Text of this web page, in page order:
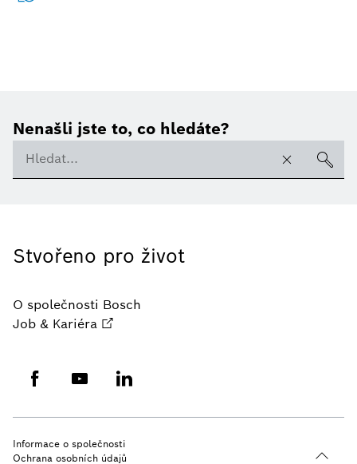
Nenašli jste to, co hledáte?
Stvořeno pro život
O společnosti Bosch
Job & Kariéra
Informace o společnosti
Ochrana osobních údajů